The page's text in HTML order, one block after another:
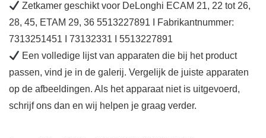
Zetkamer geschikt voor DeLonghi ECAM 21, 22 tot 26,
28, 45, ETAM 29, 36 5513227891 I Fabrikantnummer:
7313251451 I 73132331 I 5513227891
Een volledige lijst van apparaten die bij het product
passen, vind je in de galerij. Vergelijk de juiste apparaten
op de afbeeldingen. Als het apparaat niet is uitgevoerd,
schrijf ons dan en wij helpen je graag verder.